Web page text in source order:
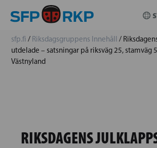
sfp.fi / Riksdagsgruppens Innehåll /
utdelade – satsningar på riksväg 25, stamväg
Västnyland
RIKSDAGENS